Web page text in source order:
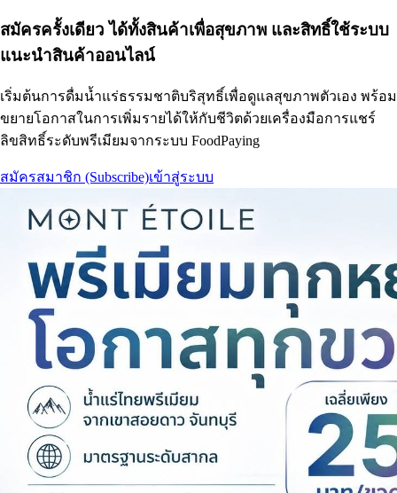
สมัครครั้งเดียว ได้ทั้งสินค้าเพื่อสุขภาพ และสิทธิ์ใช้ระบบ
แนะนำสินค้าออนไลน์
เริ่มต้นการดื่มน้ำแร่ธรรมชาติบริสุทธิ์เพื่อดูแลสุขภาพตัวเอง พร้อม
ขยายโอกาสในการเพิ่มรายได้ให้กับชีวิตด้วยเครื่องมือการแชร์
ลิขสิทธิ์ระดับพรีเมียมจากระบบ FoodPaying
สมัครสมาชิก (Subscribe)เข้าสู่ระบบ